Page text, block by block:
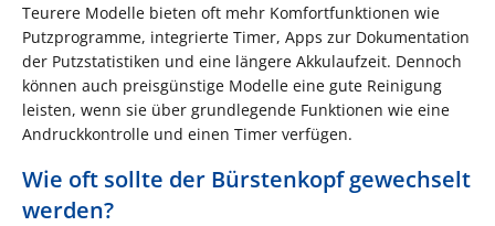
Teurere Modelle bieten oft mehr Komfortfunktionen wie
Putzprogramme, integrierte Timer, Apps zur Dokumentation
der Putzstatistiken und eine längere Akkulaufzeit. Dennoch
können auch preisgünstige Modelle eine gute Reinigung
leisten, wenn sie über grundlegende Funktionen wie eine
Andruckkontrolle und einen Timer verfügen​.
Wie oft sollte der Bürstenkopf gewechselt
werden?